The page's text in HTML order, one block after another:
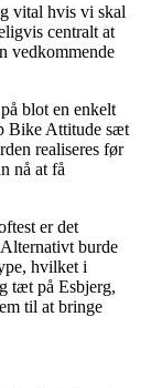
vital hvis vi skal
centralt at
vedkommende
blot en enkelt
Bike Attitude sæt
realiseres før
nå at få
er det
burde
hvilket i
tæt på Esbjerg,
til at bringe